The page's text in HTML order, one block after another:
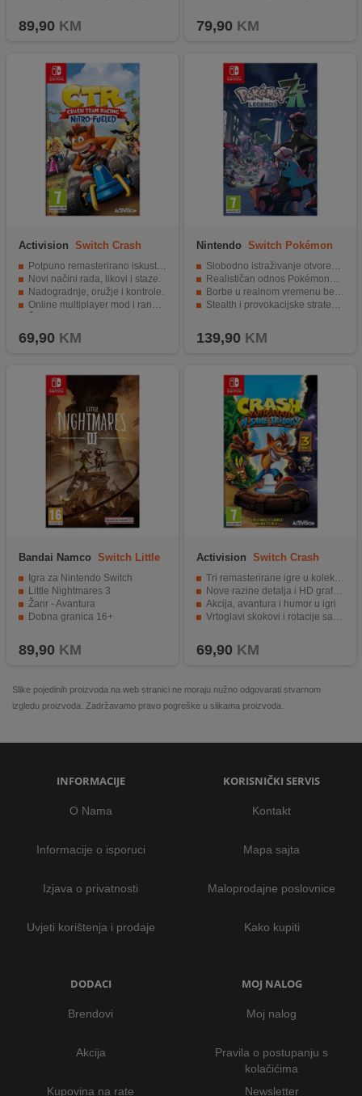
89,90 KM 79,90 KM
Activision Switch Crash
Potpuno remasterirano iskustvo iz 1999.
Novi načini rada, likovi i staze.
Nadogradnje, oružje i kontrole.
Online multiplayer mod i rang liste.
69,90 KM
Nintendo Switch Pokémon
Slobodno istraživanje otvorenog svijeta bez linearnih granica
Realističan odnos Pokémona prema igraču
Borbe u realnom vremenu bez prekida igre
Stealth i provokacijske strategije hvatanja Pokémona
139,90 KM
Bandai Namco Switch Little
Igra za Nintendo Switch
Little Nightmares 3
Žanr - Avantura
Dobna granica 16+
89,90 KM
Activision Switch Crash
Tri remasterirane igre u kolekciji
Nove razine detalja i HD grafika
Akcija, avantura i humor u igri
Vrtoglavi skokovi i rotacije sa Crashom
69,90 KM
Slike pojedinih proizvoda na web stranici ne moraju nužno odgovarati stvarnom
izgledu proizvoda. Zadržavamo pravo pogreške u slikama proizvoda.
INFORMACIJE
O Nama
Informacije o isporuci
Izjava o privatnosti
Uvjeti korištenja i prodaje
KORISNIČKI SERVIS
Kontakt
Mapa sajta
Maloprodajne poslovnice
Kako kupiti
DODACI
Brendovi
Akcija
Kupovina na rate
MOJ NALOG
Moj nalog
Pravila o postupanju s
kolačićima
Newsletter